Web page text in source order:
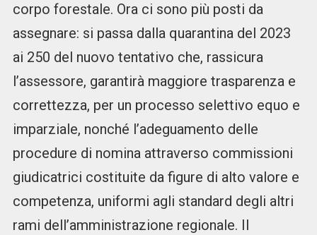
corpo forestale. Ora ci sono più posti da
assegnare: si passa dalla quarantina del 2023
ai 250 del nuovo tentativo che, rassicura
l’assessore, garantirà maggiore trasparenza e
correttezza, per un processo selettivo equo e
imparziale, nonché l’adeguamento delle
procedure di nomina attraverso commissioni
giudicatrici costituite da figure di alto valore e
competenza, uniformi agli standard degli altri
rami dell’amministrazione regionale. Il